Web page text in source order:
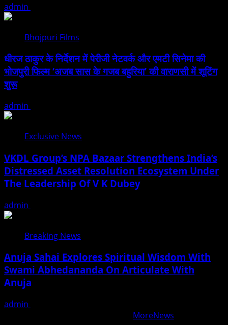
admin
Bhojpuri Films
धीरज ठाकुर के निर्देशन में पेरीजी नेटवर्क और एमटी सिनेमा की
भोजपुरी फिल्म ‘अजब सास के गजब बहुरिया’ की वाराणसी में शूटिंग
शुरू
admin
Exclusive News
VKDL Group’s NPA Bazaar Strengthens India’s
Distressed Asset Resolution Ecosystem Under
The Leadership Of V K Dubey
admin
Breaking News
Anuja Sahai Explores Spiritual Wisdom With
Swami Abhedananda On Articulate With
Anuja
admin
MoreNews